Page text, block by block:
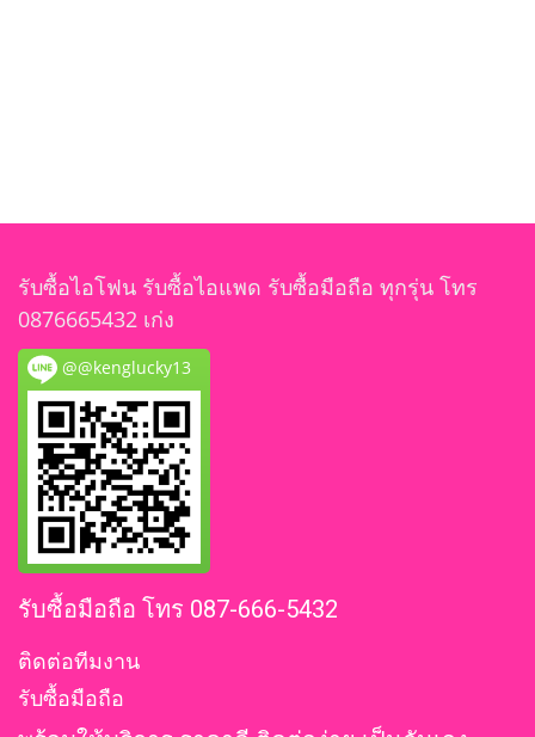
รับซื้อไอโฟน รับซื้อไอแพด รับซื้อมือถือ ทุกรุ่น โทร
0876665432 เก่ง
@@kenglucky13
รับซื้อมือถือ โทร 087-666-5432
ติดต่อทีมงาน
รับซื้อมือถือ